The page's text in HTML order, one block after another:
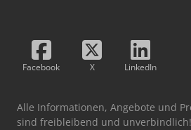
Facebook X LinkedIn
Alle Informationen, Angebote und
sind freibleibend und unverbindlich!